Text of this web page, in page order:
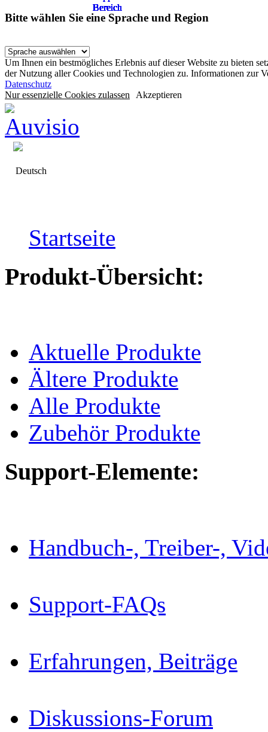
Bitte wählen Sie eine Sprache und Region
Um Ihnen ein bestmögliches Erlebnis auf dieser Website zu bieten
der Nutzung aller Cookies und Technologien zu. Informationen zur
Datenschutz
Nur essenzielle Cookies zulassen Akzeptieren
Deutsch
Startseite
Produkt-Übersicht:
Aktuelle Produkte
Ältere Produkte
Alle Produkte
Zubehör Produkte
Support-Elemente:
Handbuch-, Treiber-,
Support-FAQs
Erfahrungen, Beiträge
Diskussions-Forum
Bereich
Bereich
Bereich
Bereich
Bereich
Bereich
Bereich
Bereich
Bereich
Bereich
Bereich
Bereich
Bereich
Bereich
Bereich
Bereich